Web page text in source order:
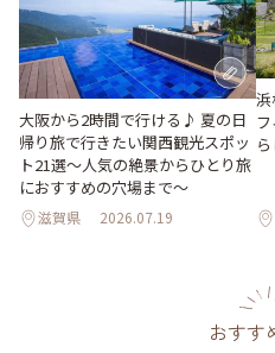
大阪から2時間で行ける♪ 夏の日
帰り旅で行きたい関西観光スポッ
ト21選～人気の絶景からひとり旅
におすすめの穴場まで～
滋賀県 2026.07.19
おすす